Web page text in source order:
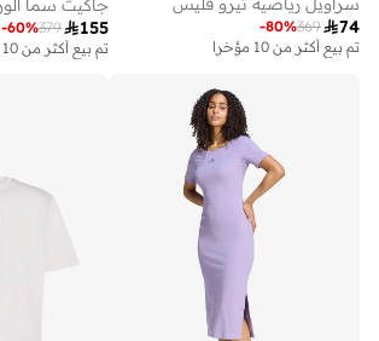
74
369
-80%
تم بيع أكثر من 10 مؤخرا
155
379
-60%
تم بيع أكثر من 10 مؤخرا